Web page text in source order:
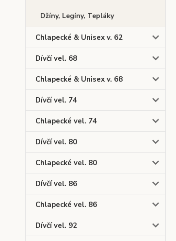
Džíny, Legíny, Tepláky
Chlapecké & Unisex v. 62
Dívčí vel. 68
Chlapecké & Unisex v. 68
Dívčí vel. 74
Chlapecké vel. 74
Dívčí vel. 80
Chlapecké vel. 80
Dívčí vel. 86
Chlapecké vel. 86
Dívčí vel. 92